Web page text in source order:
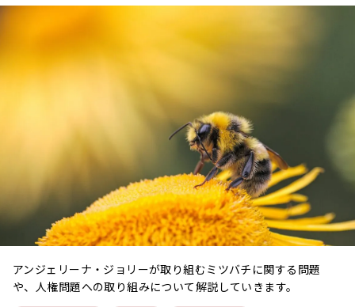
アンジェリーナ・ジョリーが取り組むミツバチに関する問題
や、人権問題への取り組みについて解説していきます。